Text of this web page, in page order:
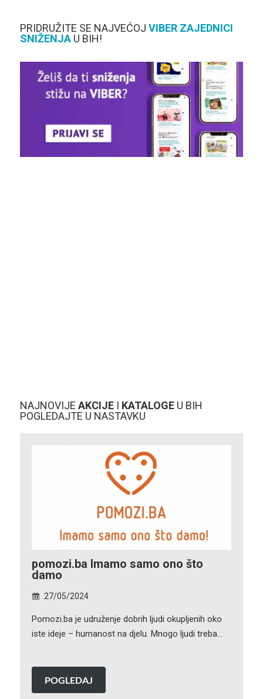
PRIDRUŽITE SE NAJVEĆOJ VIBER ZAJEDNICI
SNIŽENJA U BIH!
NAJNOVIJE AKCIJEI KATALOGEU BIH
POGLEDAJTE U NASTAVKU
pomozi.ba Imamo samo ono što
damo
27/05/2024
Pomozi.ba je udruženje dobrih ljudi okupljenih oko
iste ideje – humanost na djelu. Mnogo ljudi treba…
POGLEDAJ